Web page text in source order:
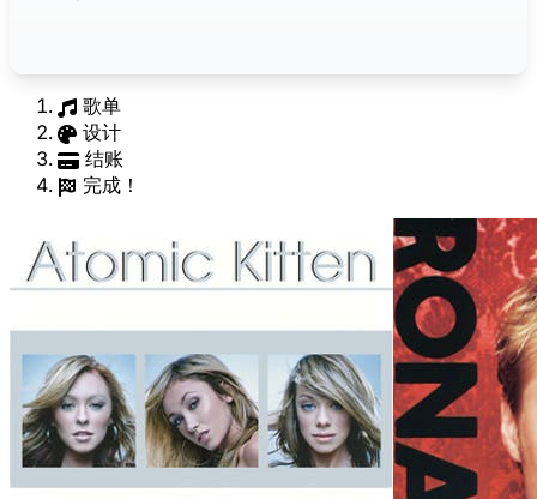
歌单
设计
结账
完成！